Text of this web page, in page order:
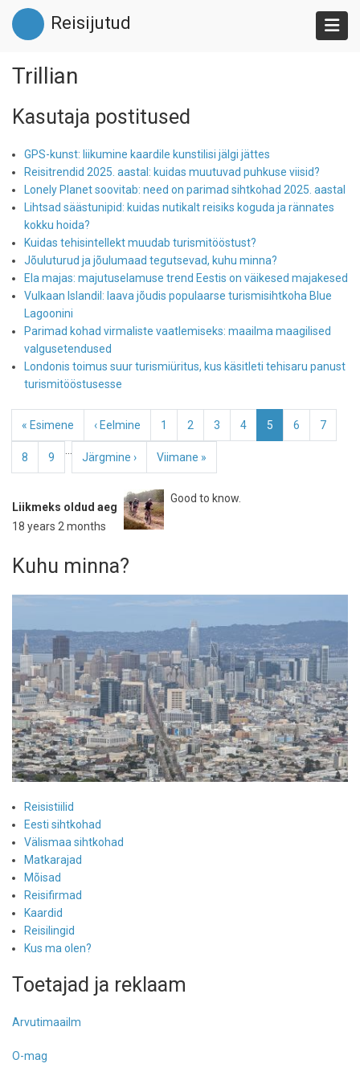
Liigu
edasi
põhisisu
Reisijutud
Trillian
Kasutaja postitused
GPS-kunst: liikumine kaardile kunstilisi jälgi jättes
Reisitrendid 2025. aastal: kuidas muutuvad puhkuse viisid?
Lonely Planet soovitab: need on parimad sihtkohad 2025. aastal
Lihtsad säästunipid: kuidas nutikalt reisiks koguda ja rännates
kokku hoida?
Kuidas tehisintellekt muudab turismitööstust?
Jõuluturud ja jõulumaad tegutsevad, kuhu minna?
Ela majas: majutuselamuse trend Eestis on väikesed majakesed
Vulkaan Islandil: laava jõudis populaarse turismisihtkoha Blue
Lagoonini
Parimad kohad virmaliste vaatlemiseks: maailma maagilised
valgusetendused
Londonis toimus suur turismiüritus, kus käsitleti tehisaru panust
turismitööstusesse
Pagination
Esimene
leht
« Esimene
Eelmine
leht
‹ Eelmine Page
1 Page
2 Page
3 Page
4
Eesolev
leht
5 Page
6 Page
7
Page
8 Page
9
Järgmine
leht
Järgmine ›
Viimane
leht
Viimane »
Liikmeks oldud aeg
18 years 2 months
Good to know.
Kuhu minna?
Reisistiilid
Eesti sihtkohad
Välismaa sihtkohad
Matkarajad
Mõisad
Reisifirmad
Kaardid
Reisilingid
Kus ma olen?
Toetajad ja reklaam
Arvutimaailm
O-mag